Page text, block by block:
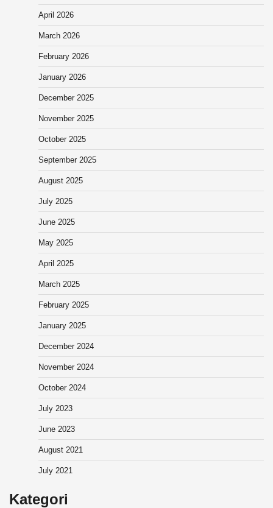
April 2026
March 2026
February 2026
January 2026
December 2025
November 2025
October 2025
September 2025
August 2025
July 2025
June 2025
May 2025
April 2025
March 2025
February 2025
January 2025
December 2024
November 2024
October 2024
July 2023
June 2023
August 2021
July 2021
Kategori